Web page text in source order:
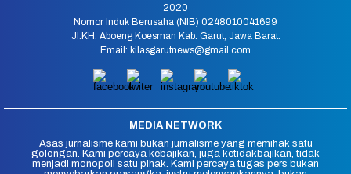
2020
Nomor Induk Berusaha (NIB) 0248010041699
Jl.KH. Aboeng Koesman Kab. Garut, Jawa Barat.
Email: kilasgarutnews@gmail.com
MEDIA NETWORK
Asas jurnalisme kami bukan jurnalisme yang memihak satu
golongan. Kami percaya kebajikan, juga ketidakbajikan, tidak
menjadi monopoli satu pihak. Kami percaya tugas pers bukan